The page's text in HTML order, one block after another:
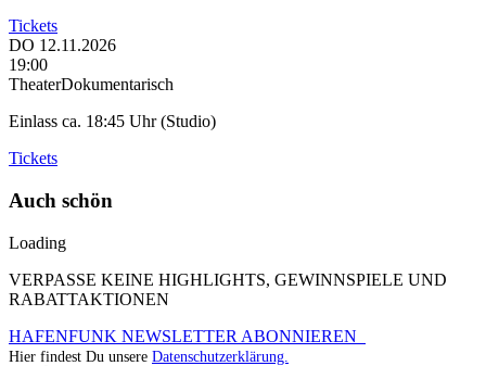
Tickets
DO 12.11.2026
19:00
TheaterDokumentarisch
Einlass ca. 18:45 Uhr (Studio)
Tickets
Auch schön
Loading
VERPASSE KEINE HIGHLIGHTS, GEWINNSPIELE UND
RABATTAKTIONEN
HAFENFUNK NEWSLETTER ABONNIEREN
Hier findest Du unsere Datenschutzerklärung.